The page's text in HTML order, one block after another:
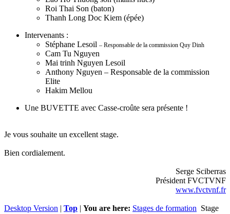
Roi Thai Son (baton)
Thanh Long Doc Kiem (épée)
Intervenants :
Stéphane Lesoil – Responsable de la commission Quy Dinh
Cam Tu Nguyen
Mai trinh Nguyen Lesoil
Anthony Nguyen – Responsable de la commission
Elite
Hakim Mellou
Une BUVETTE avec Casse-croûte sera présente !
Je vous souhaite un excellent stage.
Bien cordialement.
Serge Sciberras
Président FVCTVNF
www.fvctvnf.fr
Desktop Version | Top | You are here: Stages de formation Stage